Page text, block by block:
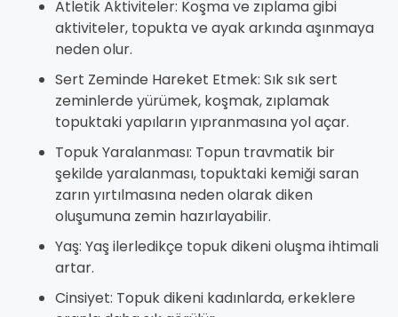
Atletik Aktiviteler: Koşma ve zıplama gibi
aktiviteler, topukta ve ayak arkında aşınmaya
neden olur.
Sert Zeminde Hareket Etmek: Sık sık sert
zeminlerde yürümek, koşmak, zıplamak
topuktaki yapıların yıpranmasına yol açar.
Topuk Yaralanması: Topun travmatik bir
şekilde yaralanması, topuktaki kemiği saran
zarın yırtılmasına neden olarak diken
oluşumuna zemin hazırlayabilir.
Yaş: Yaş ilerledikçe topuk dikeni oluşma ihtimali
artar.
Cinsiyet: Topuk dikeni kadınlarda, erkeklere